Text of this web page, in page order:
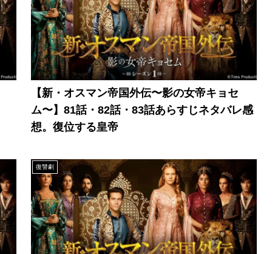
【新・オスマン帝国外伝〜影の女帝キョセ
ム〜】81話・82話・83話あらすじネタバレ感
想。復位する皇帝
復讐劇